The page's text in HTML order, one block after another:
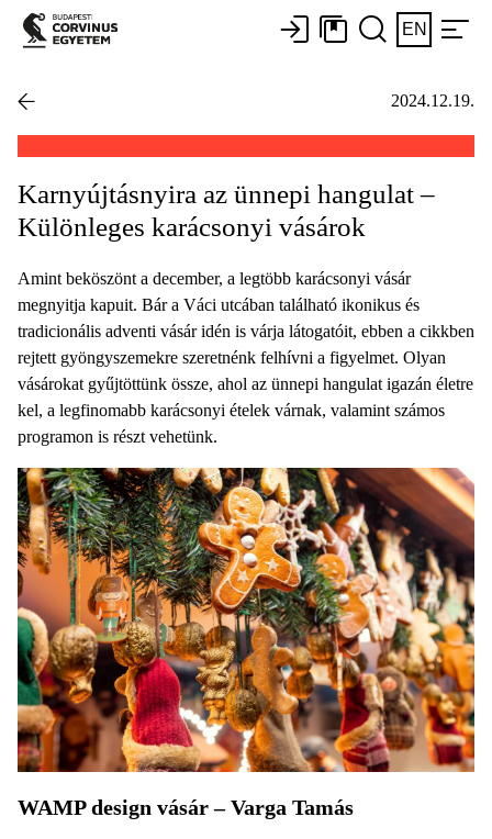
EN
2024.12.19.
Karnyújtásnyira az ünnepi hangulat –
Különleges karácsonyi vásárok
Amint beköszönt a december, a legtöbb karácsonyi vásár
megnyitja kapuit. Bár a Váci utcában található ikonikus és
tradicionális adventi vásár idén is várja látogatóit, ebben a cikkben
rejtett gyöngyszemekre szeretnénk felhívni a figyelmet. Olyan
vásárokat gyűjtöttünk össze, ahol az ünnepi hangulat igazán életre
kel, a legfinomabb karácsonyi ételek várnak, valamint számos
programon is részt vehetünk.
WAMP design vásár– Varga Tamás